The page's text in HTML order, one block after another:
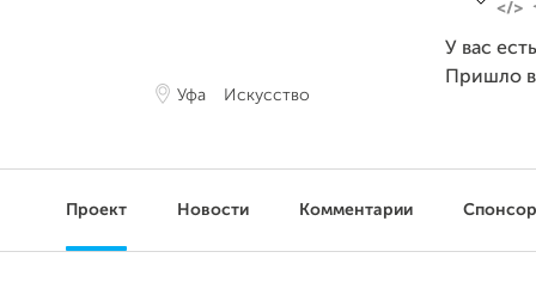
Уфа Искусство
У вас
Пришло
Проект Новости Комментарии